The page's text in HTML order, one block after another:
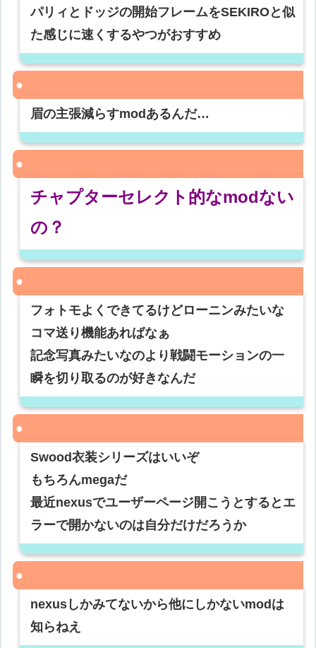
パリィとドッジの開始フレームをSEKIROと似
た感じに速くするやつがおすすめ
眉の主張減らすmodあるんだ…
チャプターセレクト的なmodない
の？
フォトモよくできてるけどローニンみたいな
コマ送り機能あればなぁ
記念写真みたいなのより戦闘モーションの一
瞬を切り取るのが好きなんだ
Swood衣装シリーズはいいぞ
もちろんmegaだ
最近nexusでユーザーページ開こうとするとエ
ラーで開かないのは自分だけだろうか
nexusしかみてないから他にしかないmodは
知らねえ